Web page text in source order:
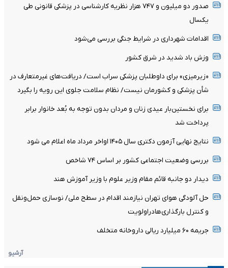
صدور دو میلیون و ۷۴۷ هزار نظریه کارشناسی در پزشکی قانونی طی
یکسال
اقدامات شهرداری در شرایط جنگی بررسی می‌شود
وزش باد شدید در شرق کشور
«زیرمیزی» برای داوطلبان پزشکی سراب است/ دریافت‌های غیرمتعارف در
شأن پزشکی و کشورمان نیست/ نظام سلامت جلوی این رویه را بگیرد
برای نخستین‌بار عیدی زنان و مردان بدون توجه به بُعد خانوار برابر
پرداخت شد
نتایج نهایی آزمون دکتری سال ۱۴۰۵ اواخر مرداد ماه اعلام می شود
بررسی وضعیت اجتماعی کشور بر اساس ۷۴ شاخص
دیدار دو جانبه قائم مقام وزیر علوم با وزیر آموزش هند
حل آلودگی هوای تهران نیازمند اقدام در سطح ملی/ نوسازی حمل‌ونقل
و کنترل بارگذاری‌هادراولویت
جریمه ۶۰ میلیارد ریالی داروخانه متخلف
آرشیو